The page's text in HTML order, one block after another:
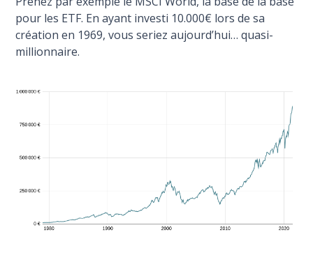
pour les ETF. En ayant investi 10.000€ lors de sa
création en 1969, vous seriez aujourd’hui… quasi-
millionnaire.